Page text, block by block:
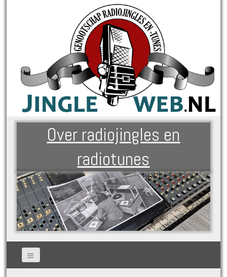
Over radiojingles en
radiotunes